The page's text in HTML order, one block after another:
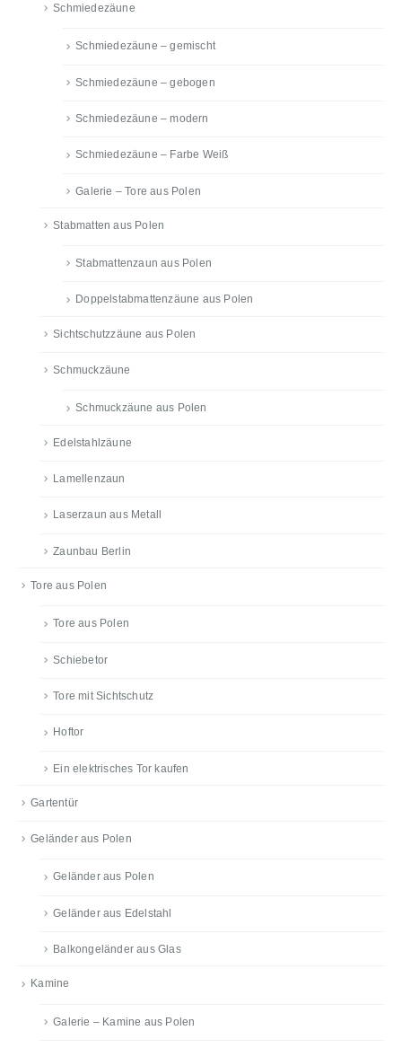
Schmiedezäune
Schmiedezäune – gemischt
Schmiedezäune – gebogen
Schmiedezäune – modern
Schmiedezäune – Farbe Weiß
Galerie – Tore aus Polen
Stabmatten aus Polen
Stabmattenzaun aus Polen
Doppelstabmattenzäune aus Polen
Sichtschutzzäune aus Polen
Schmuckzäune
Schmuckzäune aus Polen
Edelstahlzäune
Lamellenzaun
Laserzaun aus Metall
Zaunbau Berlin
Tore aus Polen
Tore aus Polen
Schiebetor
Tore mit Sichtschutz
Hoftor
Ein elektrisches Tor kaufen
Gartentür
Geländer aus Polen
Geländer aus Polen
Geländer aus Edelstahl
Balkongeländer aus Glas
Kamine
Galerie – Kamine aus Polen